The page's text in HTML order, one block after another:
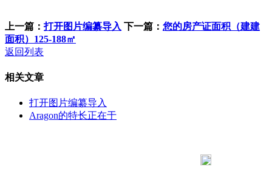
上一篇：打开图片编纂导入 下一篇： 您的房产证面积（建建
面积）125-188㎡
返回列表
相关文章
打开图片编纂导入
Aragon的特长正在于